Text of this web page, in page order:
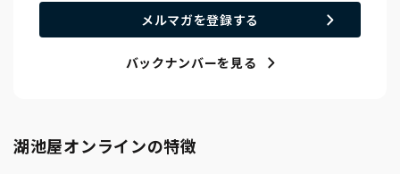
メルマガを登録する
バックナンバーを見る
湖池屋オンラインの特徴